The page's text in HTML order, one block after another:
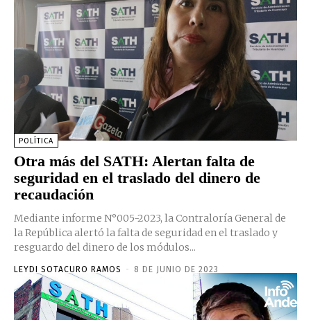
POLÍTICA
Otra más del SATH: Alertan falta de
seguridad en el traslado del dinero de
recaudación
Mediante informe N°005-2023, la Contraloría General de
la República alertó la falta de seguridad en el traslado y
resguardo del dinero de los módulos...
LEYDI SOTACURO RAMOS - 8 DE JUNIO DE 2023